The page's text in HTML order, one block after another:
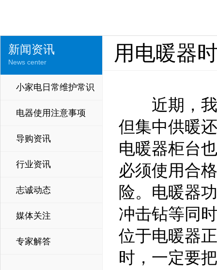
新闻资讯
News center
小家电日常维护常识
电器使用注意事项
导购资讯
行业资讯
志诚动态
媒体关注
专家解答
用电暖器
近期，我
但集中供暖
电暖器柜台
必须使用合
险。电暖器
冲击钻等同
位于电暖器
时，一定要